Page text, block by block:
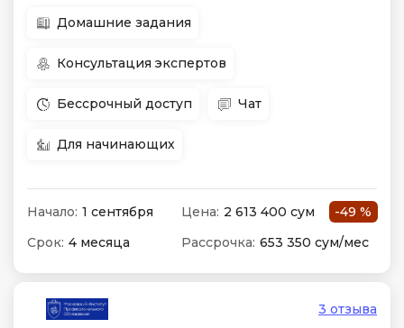
Домашние задания
Консультация экспертов
Бессрочный доступ Чат
Для начинающих
Начало: 1 сентября Цена: 2 613 400 сум
-49 %
Срок: 4 месяца Рассрочка: 653 350 сум/мес
3 отзыва